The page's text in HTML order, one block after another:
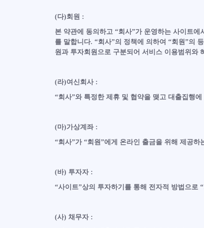
(다)회원 :
본 약관에 동의하고 “회사”가 운영하는 사이트에
를 말합니다. “회사”의 정책에 의하여 “회원”의
원과 투자회원으로 구분되어 서비스 이용범위와
(라)여신회사 :
“회사”와 특정한 제휴 및 협약을 맺고 대출집행
(마)가상계좌 :
“회사”가 “회원”에게 온라인 출금을 위해 제공
(바) 투자자 :
“사이트”상의 투자하기를 통해 전자적 방법으로
(사) 채무자 :